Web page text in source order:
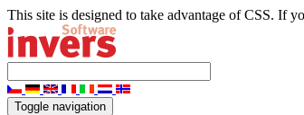
This site is designed to take advantage of CSS. If
Toggle navigation